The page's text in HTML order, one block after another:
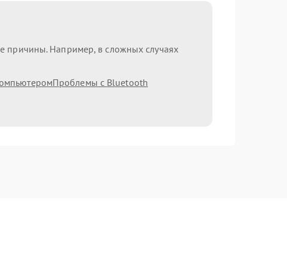
причины. Например, в сложных случаях
Проблемы с Bluetooth